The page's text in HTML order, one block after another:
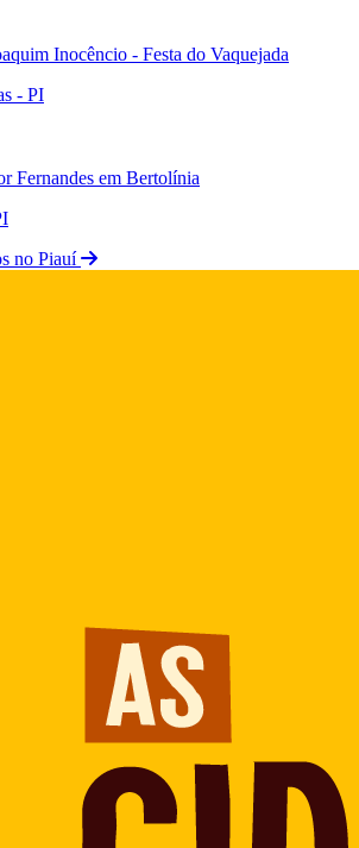
Inocêncio - Festa do Vaquejada
- PI
Fernandes em Bertolínia
no Piauí